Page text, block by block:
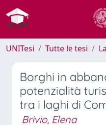
UNITesi Tutte le tesi
Borghi in
potenzialità
tra i laghi di
Brivio, Elena